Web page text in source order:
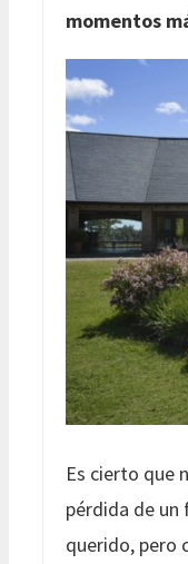
momentos
Es cierto que
pérdida de
querido, pero